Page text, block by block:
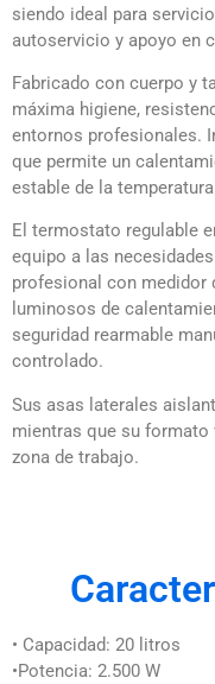
siendo ideal para
autoservicio y apoyo en
Fabricado con cuerpo y
máxima higiene,
entornos profesionales.
que permite un
estable de la
El termostato regulable
equipo a las
profesional con medidor
luminosos de
seguridad rearmable
controlado.
Sus asas laterales
mientras que su
zona de trabajo.
• Capacidad: 20 litros
•Potencia: 2.500 W